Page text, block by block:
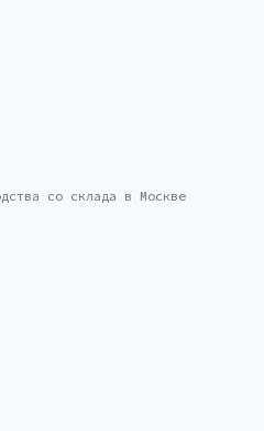
со склада в Москве